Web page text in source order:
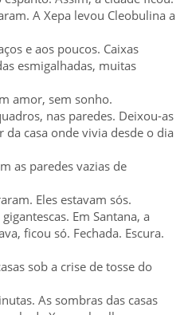
A Xepa levou Cleobulina a
e aos poucos. Caixas
esmigalhadas, muitas
amor, sem sonho.
nas paredes. Deixou-as
casa onde vivia desde o dia
as paredes vazias de
Eles estavam sós.
Em Santana, a
ficou só. Fechada. Escura.
sob a crise de tosse do
As sombras das casas